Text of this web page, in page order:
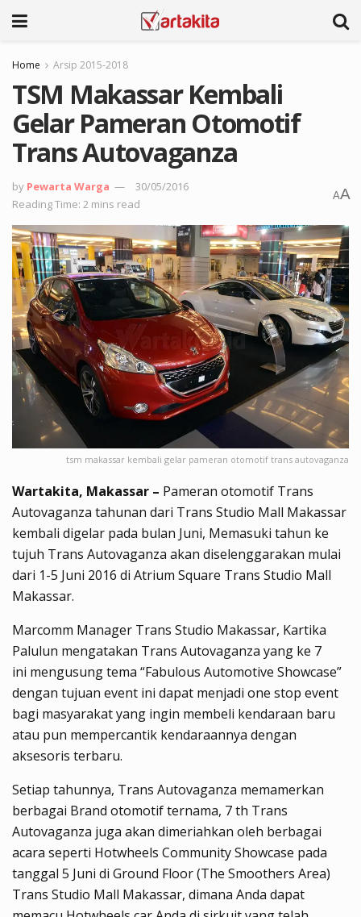
Home Arsip 2015-2018
TSM Makassar Kembali
Gelar Pameran Otomotif
Trans Autovaganza
by Pewarta Warga
30/05/2016
Reading Time: 2 mins read
AA
tsm makassar kembali gelar pameran otomotif trans autovaganza
Wartakita, Makassar – Pameran otomotif Trans
Autovaganza tahunan dari Trans Studio Mall Makassar
kembali digelar pada bulan Juni, Memasuki tahun ke
tujuh Trans Autovaganza akan diselenggarakan mulai
dari 1-5 Juni 2016 di Atrium Square Trans Studio Mall
Makassar.
Marcomm Manager Trans Studio Makassar, Kartika
Palulun mengatakan Trans Autovaganza yang ke 7
ini mengusung tema “Fabulous Automotive Showcase”
dengan tujuan event ini dapat menjadi one stop event
bagi masyarakat yang ingin membeli kendaraan baru
atau pun mempercantik kendaraannya dengan
aksesoris terbaru.
Setiap tahunnya, Trans Autovaganza memamerkan
berbagai Brand otomotif ternama, 7 th Trans
Autovaganza juga akan dimeriahkan oleh berbagai
acara seperti Hotwheels Community Showcase pada
tanggal 5 Juni di Ground Floor (The Smoothers Area)
Trans Studio Mall Makassar, dimana Anda dapat